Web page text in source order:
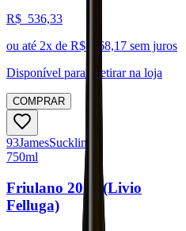
R$ 536,33
ou até 2x de R$ 268,17 sem juros
Disponível para:
Retirar na loja
COMPRAR
93JamesSuckling
750ml
Friulano 2021 (Livio
Felluga)